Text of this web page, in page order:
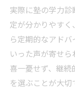
実際に塾の学力
定が分かりやす
ら定期的なアド
いった声が寄せ
喜一憂せず、継
を選ぶことが大切